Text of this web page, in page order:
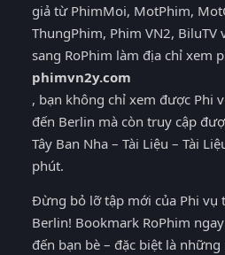
giả từ PhimMoi, MotPhim,
ThungPhim, Phim VN2, BiluTV
sang RoPhim làm địa chỉ xem
phimvn2y.com
, bạn không chỉ xem được Phi
đến Berlin mà còn truy cập
Tây Ban Nha – Tài Liệu – Tài
phút.
Đừng bỏ lỡ tập mới của Phi vụ
Berlin! Bookmark RoPhim
đến bạn bè – đặc biệt là